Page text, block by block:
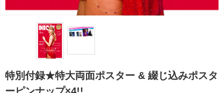
特別付録★特大両面ポスター & 綴じ込みポスタ